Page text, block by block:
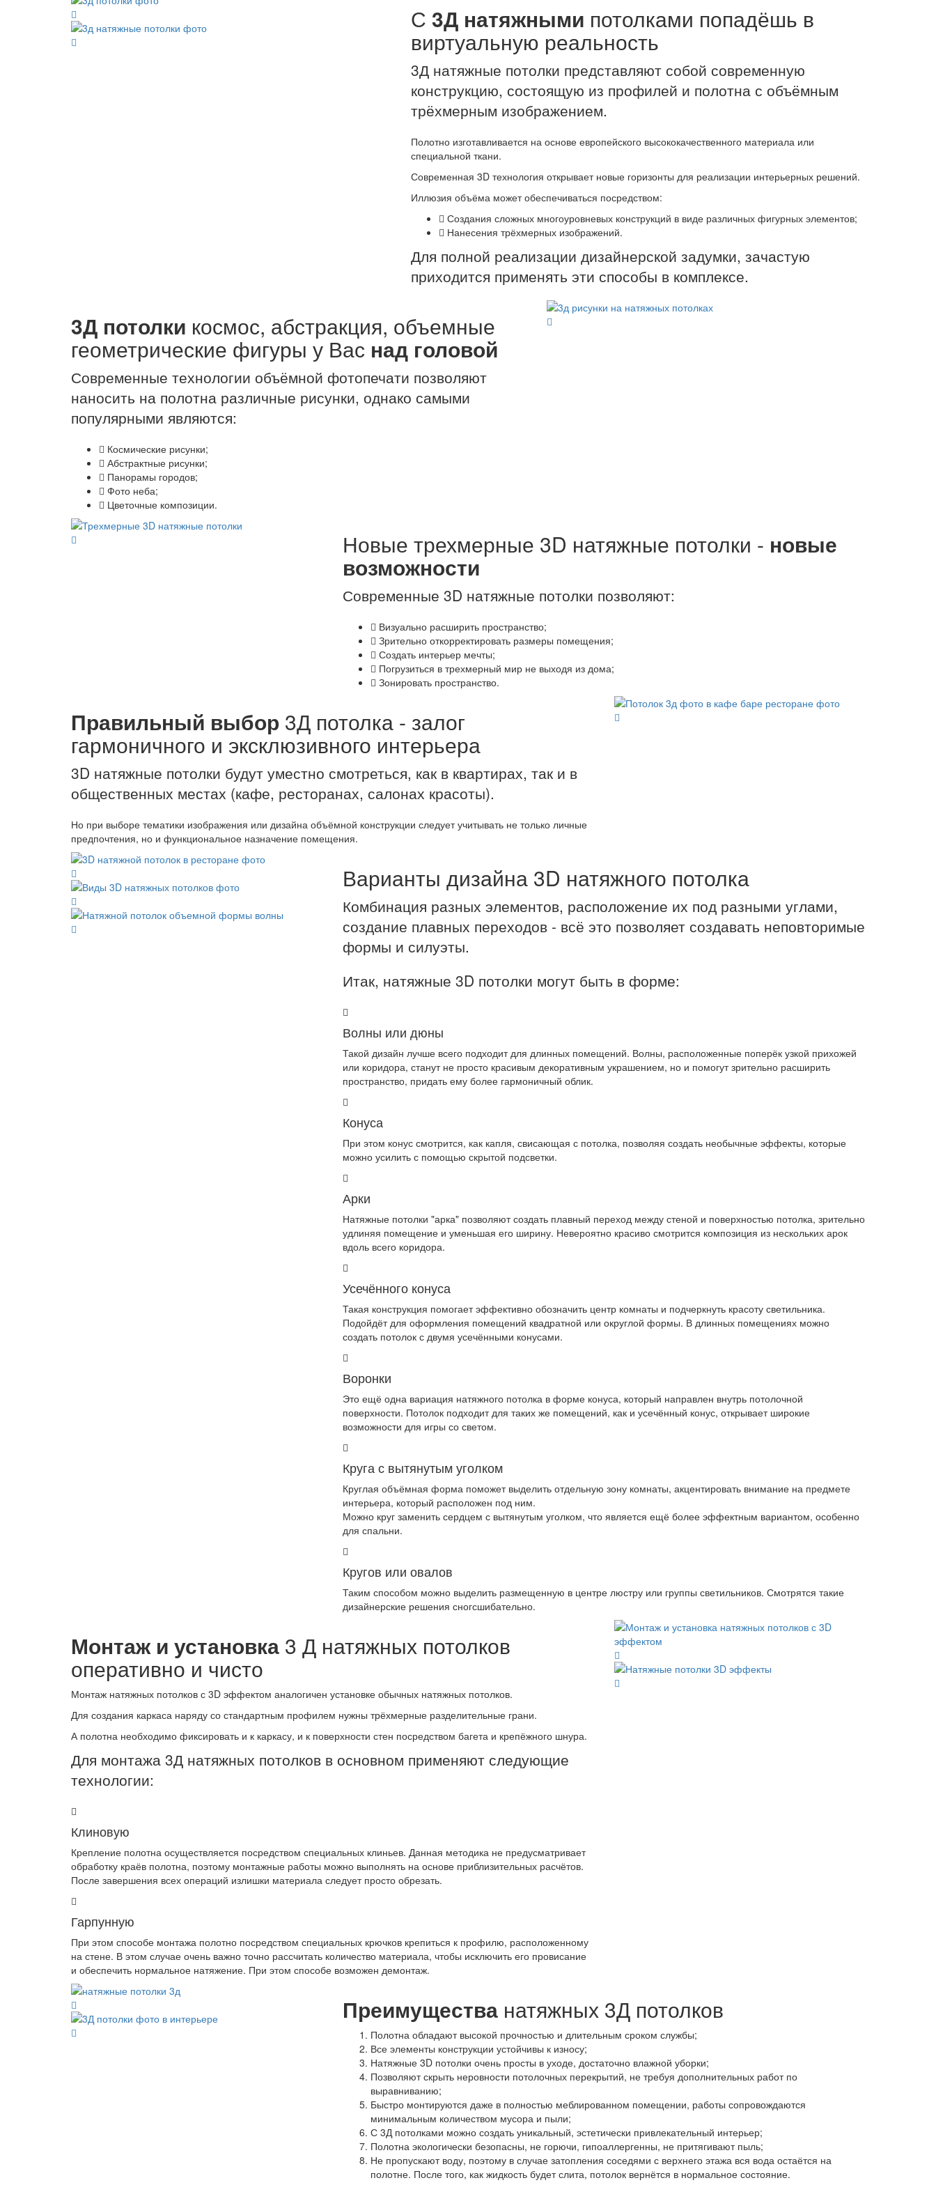
С 3Д натяжными потолками попадёшь в
виртуальную реальность
3Д натяжные потолки представляют собой современную
конструкцию, состоящую из профилей и полотна с объёмным
трёхмерным изображением.
Полотно изготавливается на основе европейского высококачественного материала или
специальной ткани.
Современная 3D технология открывает новые горизонты для реализации интерьерных решений.
Иллюзия объёма может обеспечиваться посредством:
Создания сложных многоуровневых конструкций в виде различных фигурных элементов;
Нанесения трёхмерных изображений.
Для полной реализации дизайнерской задумки, зачастую
приходится применять эти способы в комплексе.
3Д потолки космос, абстракция, объемные
геометрические фигуры у Вас над головой
Современные технологии объёмной фотопечати позволяют
наносить на полотна различные рисунки, однако самыми
популярными являются:
Космические рисунки;
Абстрактные рисунки;
Панорамы городов;
Фото неба;
Цветочные композиции.
Новые трехмерные 3D натяжные потолки - новые
возможности
Современные 3D натяжные потолки позволяют:
Визуально расширить пространство;
Зрительно откорректировать размеры помещения;
Создать интерьер мечты;
Погрузиться в трехмерный мир не выходя из дома;
Зонировать пространство.
Правильный выбор 3Д потолка - залог
гармоничного и эксклюзивного интерьера
3D натяжные потолки будут уместно смотреться, как в квартирах, так и в
общественных местах (кафе, ресторанах, салонах красоты).
Но при выборе тематики изображения или дизайна объёмной конструкции следует учитывать не только личные
предпочтения, но и функциональное назначение помещения.
Варианты дизайна 3D натяжного потолка
Комбинация разных элементов, расположение их под разными углами,
создание плавных переходов - всё это позволяет создавать неповторимые
формы и силуэты.
Итак, натяжные 3D потолки могут быть в форме:
Волны или дюны
Такой дизайн лучше всего подходит для длинных помещений. Волны, расположенные поперёк узкой прихожей
или коридора, станут не просто красивым декоративным украшением, но и помогут зрительно расширить
пространство, придать ему более гармоничный облик.
Конуса
При этом конус смотрится, как капля, свисающая с потолка, позволяя создать необычные эффекты, которые
можно усилить с помощью скрытой подсветки.
Арки
Натяжные потолки "арка" позволяют создать плавный переход между стеной и поверхностью потолка, зрительно
удлиняя помещение и уменьшая его ширину. Невероятно красиво смотрится композиция из нескольких арок
вдоль всего коридора.
Усечённого конуса
Такая конструкция помогает эффективно обозначить центр комнаты и подчеркнуть красоту светильника.
Подойдёт для оформления помещений квадратной или округлой формы. В длинных помещениях можно
создать потолок с двумя усечёнными конусами.
Воронки
Это ещё одна вариация натяжного потолка в форме конуса, который направлен внутрь потолочной
поверхности. Потолок подходит для таких же помещений, как и усечённый конус, открывает широкие
возможности для игры со светом.
Круга с вытянутым уголком
Круглая объёмная форма поможет выделить отдельную зону комнаты, акцентировать внимание на предмете
интерьера, который расположен под ним.
Можно круг заменить сердцем с вытянутым уголком, что является ещё более эффектным вариантом, особенно
для спальни.
Кругов или овалов
Таким способом можно выделить размещенную в центре люстру или группы светильников. Смотрятся такие
дизайнерские решения сногсшибательно.
Монтаж и установка 3 Д натяжных потолков
оперативно и чисто
Монтаж натяжных потолков с 3D эффектом аналогичен установке обычных натяжных потолков.
Для создания каркаса наряду со стандартным профилем нужны трёхмерные разделительные грани.
А полотна необходимо фиксировать и к каркасу, и к поверхности стен посредством багета и крепёжного шнура.
Для монтажа 3Д натяжных потолков в основном применяют следующие
технологии:
Клиновую
Крепление полотна осуществляется посредством специальных клиньев. Данная методика не предусматривает
обработку краёв полотна, поэтому монтажные работы можно выполнять на основе приблизительных расчётов.
После завершения всех операций излишки материала следует просто обрезать.
Гарпунную
При этом способе монтажа полотно посредством специальных крючков крепиться к профилю, расположенному
на стене. В этом случае очень важно точно рассчитать количество материала, чтобы исключить его провисание
и обеспечить нормальное натяжение. При этом способе возможен демонтаж.
Преимущества натяжных 3Д потолков
Полотна обладают высокой прочностью и длительным сроком службы;
Все элементы конструкции устойчивы к износу;
Натяжные 3D потолки очень просты в уходе, достаточно влажной уборки;
Позволяют скрыть неровности потолочных перекрытий, не требуя дополнительных работ по
выравниванию;
Быстро монтируются даже в полностью меблированном помещении, работы сопровождаются
минимальным количеством мусора и пыли;
С 3Д потолками можно создать уникальный, эстетически привлекательный интерьер;
Полотна экологически безопасны, не горючи, гипоаллергенны, не притягивают пыль;
Не пропускают воду, поэтому в случае затопления соседями с верхнего этажа вся вода остаётся на
полотне. После того, как жидкость будет слита, потолок вернётся в нормальное состояние.